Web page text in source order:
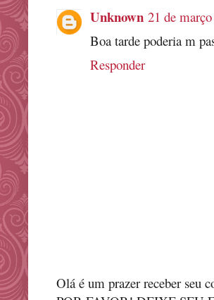
Unknown 21 de
Boa tarde poderia m
Responder
Olá é um prazer receber seu